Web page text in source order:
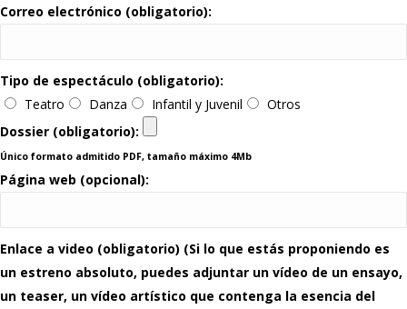
Correo electrónico (obligatorio):
Tipo de espectáculo (obligatorio):
Teatro
Danza Infantil y Juvenil
Otros
Dossier (obligatorio):
Único formato admitido PDF, tamaño máximo 4Mb
Página web (opcional):
Enlace a video (obligatorio) (Si lo que estás proponiendo es
un estreno absoluto, puedes adjuntar un vídeo de un ensayo,
un teaser, un vídeo artístico que contenga la esencia del